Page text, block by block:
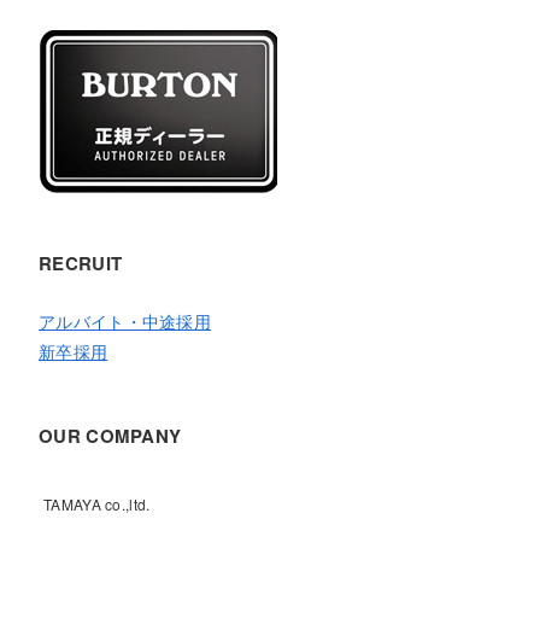
RECRUIT
アルバイト・中途採用
新卒採用
OUR COMPANY
TAMAYA co.,ltd.